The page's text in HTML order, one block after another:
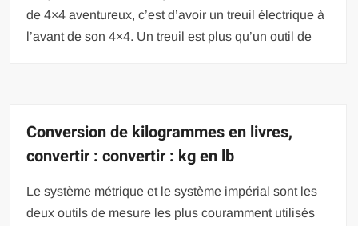
de 4×4 aventureux, c’est d’avoir un treuil électrique à
l’avant de son 4×4. Un treuil est plus qu’un outil de
Conversion de kilogrammes en livres,
convertir : convertir : kg en lb
Le système métrique et le système impérial sont les
deux outils de mesure les plus couramment utilisés